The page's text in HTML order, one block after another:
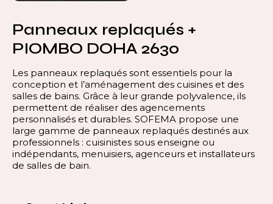
Panneaux replaqués +
PIOMBO DOHA 2630
Les panneaux replaqués sont essentiels pour la
conception et l’aménagement des cuisines et des
salles de bains. Grâce à leur grande polyvalence, ils
permettent de réaliser des agencements
personnalisés et durables. SOFEMA propose une
large gamme de panneaux replaqués destinés aux
professionnels : cuisinistes sous enseigne ou
indépendants, menuisiers, agenceurs et installateurs
de salles de bain.